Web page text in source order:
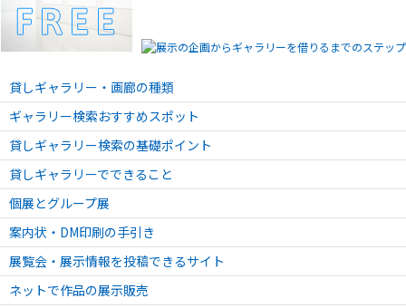
貸しギャラリー・画廊の種類
ギャラリー検索おすすめスポット
貸しギャラリー検索の基礎ポイント
貸しギャラリーでできること
個展とグループ展
案内状・DM印刷の手引き
展覧会・展示情報を投稿できるサイト
ネットで作品の展示販売